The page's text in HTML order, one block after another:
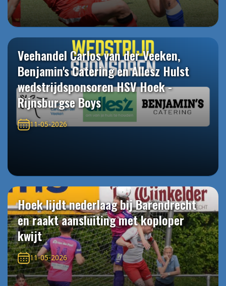
Veehandel Carlos van der Veeken,
Benjamin's Catering en Allesz Hulst
wedstrijdsponsoren HSV Hoek -
Rijnsburgse Boys
11-05-2026
Hoek lijdt nederlaag bij Barendrecht
en raakt aansluiting met koploper
kwijt
11-05-2026